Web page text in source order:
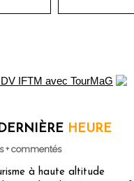
HEURE
+ commentés
à haute altitude